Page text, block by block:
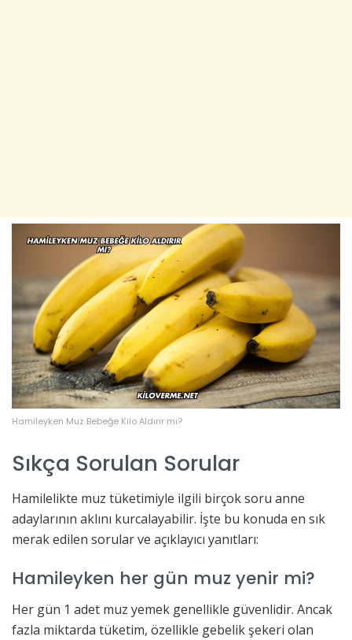
Hamileyken Muz Bebeğe Kilo Aldırır mı?
Sıkça Sorulan Sorular
Hamilelikte muz tüketimiyle ilgili birçok soru anne
adaylarının aklını kurcalayabilir. İşte bu konuda en sık
merak edilen sorular ve açıklayıcı yanıtları:
Hamileyken her gün muz yenir mi?
Her gün 1 adet muz yemek genellikle güvenlidir. Ancak
fazla miktarda tüketim, özellikle gebelik şekeri olan